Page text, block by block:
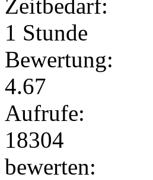
Zeitbedarf:
1 Stunde
Bewertung:
4.67
Aufrufe:
18304
bewerten: